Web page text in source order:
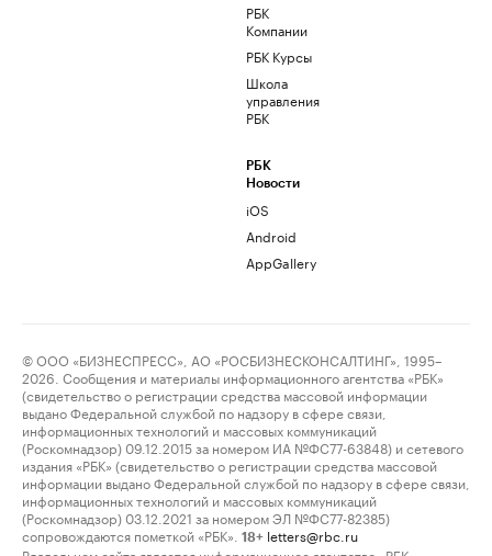
РБК
Компании
РБК Курсы
Школа
управления
РБК
РБК
Новости
iOS
Android
AppGallery
© ООО «БИЗНЕСПРЕСС», АО «РОСБИЗНЕСКОНСАЛТИНГ», 1995–
2026. Сообщения и материалы информационного агентства «РБК»
(свидетельство о регистрации средства массовой информации
выдано Федеральной службой по надзору в сфере связи,
информационных технологий и массовых коммуникаций
(Роскомнадзор) 09.12.2015 за номером ИА №ФС77-63848) и сетевого
издания «РБК» (свидетельство о регистрации средства массовой
информации выдано Федеральной службой по надзору в сфере связи,
информационных технологий и массовых коммуникаций
(Роскомнадзор) 03.12.2021 за номером ЭЛ №ФС77-82385)
сопровождаются пометкой «РБК».
18+ letters@rbc.ru